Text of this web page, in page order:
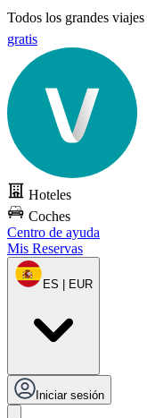
Todos los grandes viajes
gratis
Hoteles
Coches
Centro de ayuda
Mis Reservas
ES | EUR
Iniciar sesión